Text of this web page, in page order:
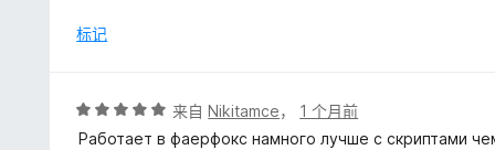
/标记
评
分
来自Nikitamce， 1 个月前
Работает в фаерфокс намного лучше с скриптами